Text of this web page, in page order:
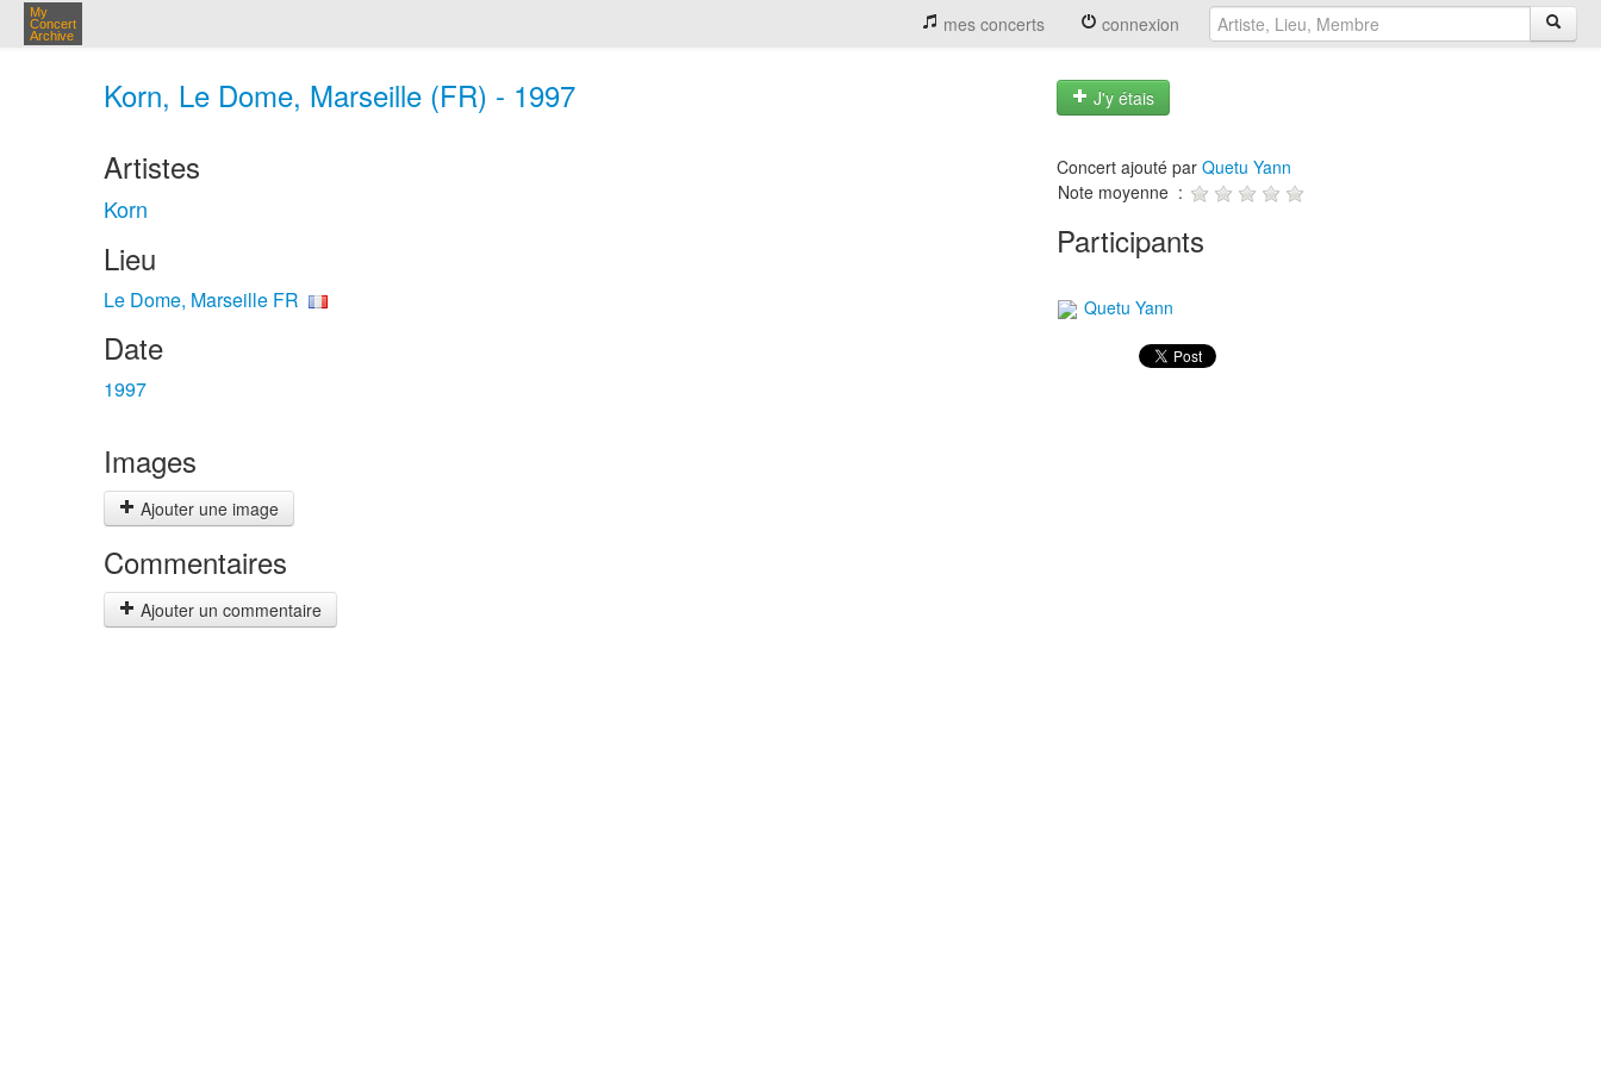
My
Concert
Archive
mes concerts connexion
Korn, Le Dome, Marseille (FR) - 1997 J'y étais
Artistes
Korn
Lieu
Le Dome, Marseille FR
Date
1997
Images
Ajouter une image
Commentaires
Ajouter un commentaire
Concert ajouté par Quetu Yann
Note moyenne :
Participants
Quetu Yann